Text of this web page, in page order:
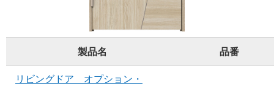
製品名 品番
リビングドア オプション・